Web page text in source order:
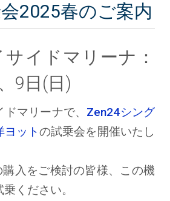
2025春のご案内
イドマリーナ：
9日(日)
マリーナで、 Zen24シング
ヨットの試乗会を開催いたし
入をご検討の皆様、この機
ください。